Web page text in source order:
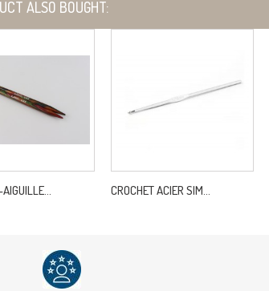
ALSO BOUGHT:
CROCHET ACIER SIM...